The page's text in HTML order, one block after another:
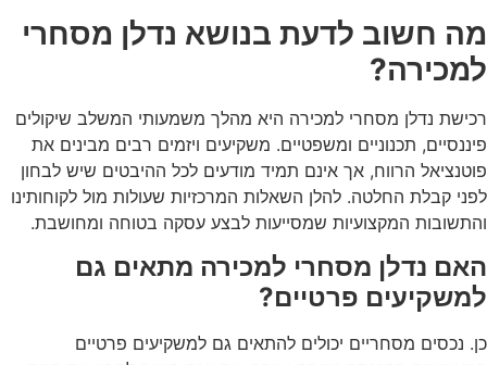
חשוב לדעת בנושא נדלן מסחרי
נדלן מסחרי למכירה היא מהלך משמעותי המשלב שיקולים
תכנוניים ומשפטיים. משקיעים ויזמים רבים מבינים את
הרווח, אך אינם תמיד מודעים לכל ההיבטים שיש לבחון
קבלת החלטה. להלן השאלות המרכזיות שעולות מול לקוחותינו
המקצועיות שמסייעות לבצע עסקה בטוחה ומחושבת.
נדלן מסחרי למכירה מתאים גם
פרטיים?
נכסים מסחריים יכולים להתאים גם למשקיעים פרטיים